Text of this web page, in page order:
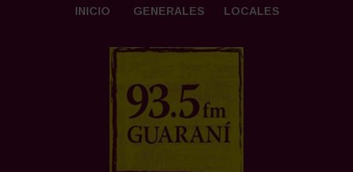
INICIO GENERALES LOCALES